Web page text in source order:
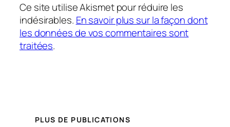
Ce site utilise Akismet pour réduire les
indésirables. En savoir plus sur la façon dont
les données de vos commentaires sont
traitées.
PLUS DE PUBLICATIONS